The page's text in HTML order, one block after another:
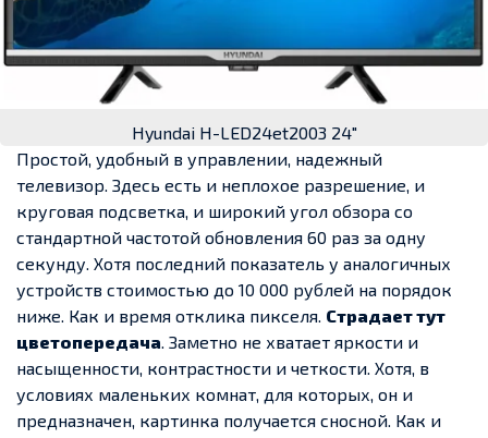
Hyundai H-LED24et2003 24″
Простой, удобный в управлении, надежный
телевизор. Здесь есть и неплохое разрешение, и
круговая подсветка, и широкий угол обзора со
стандартной частотой обновления 60 раз за одну
секунду. Хотя последний показатель у аналогичных
устройств стоимостью до 10 000 рублей на порядок
ниже. Как и время отклика пикселя. Страдает тут
цветопередача. Заметно не хватает яркости и
насыщенности, контрастности и четкости. Хотя, в
условиях маленьких комнат, для которых, он и
предназначен, картинка получается сносной. Как и